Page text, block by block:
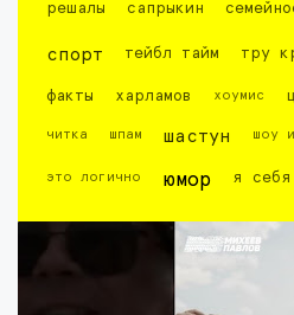
решалы сапрыкин
спорт тейбл тайм тру
факты харламов хоумис
читка шпам шастун шоу
это логично юмор я